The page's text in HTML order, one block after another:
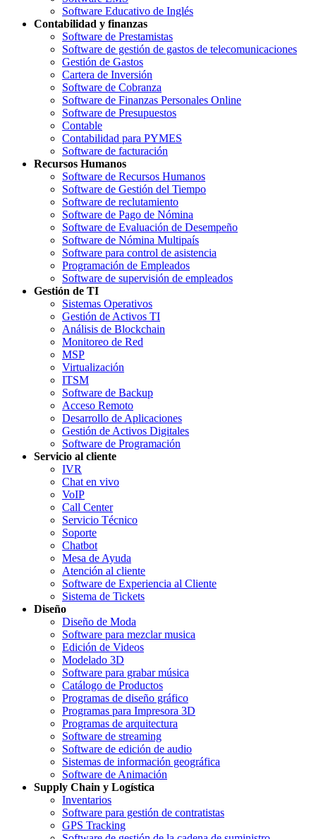
Software Educativo de Inglés
Contabilidad y finanzas
Software de Prestamistas
Software de gestión de gastos de telecomunicaciones
Gestión de Gastos
Cartera de Inversión
Software de Cobranza
Software de Finanzas Personales Online
Software de Presupuestos
Contable
Contabilidad para PYMES
Software de facturación
Recursos Humanos
Software de Recursos Humanos
Software de Gestión del Tiempo
Software de reclutamiento
Software de Pago de Nómina
Software de Evaluación de Desempeño
Software de Nómina Multipaís
Software para control de asistencia
Programación de Empleados
Software de supervisión de empleados
Gestión de TI
Sistemas Operativos
Gestión de Activos TI
Análisis de Blockchain
Monitoreo de Red
MSP
Virtualización
ITSM
Software de Backup
Acceso Remoto
Desarrollo de Aplicaciones
Gestión de Activos Digitales
Software de Programación
Servicio al cliente
IVR
Chat en vivo
VoIP
Call Center
Servicio Técnico
Soporte
Chatbot
Mesa de Ayuda
Atención al cliente
Software de Experiencia al Cliente
Sistema de Tickets
Diseño
Diseño de Moda
Software para mezclar musica
Edición de Videos
Modelado 3D
Software para grabar música
Catálogo de Productos
Programas de diseño gráfico
Programas para Impresora 3D
Programas de arquitectura
Software de streaming
Software de edición de audio
Sistemas de información geográfica
Software de Animación
Supply Chain y Logística
Inventarios
Software para gestión de contratistas
GPS Tracking